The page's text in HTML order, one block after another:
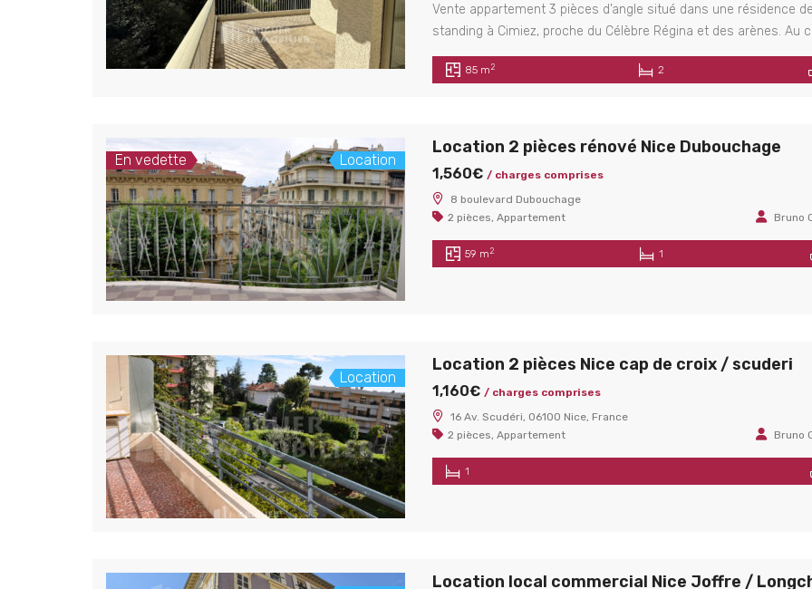
Vente appartement 3 pièces d’angle situé dans une résidence de
standing à Cimiez, proche du Célèbre Régina et des arènes. Au
tout en étant proche des grands axes, écoles primaires et
l’appartement se compose d’une entrée avec placard, d’un
85 m 2 2
En vedette Location
Location 2 pièces rénové Nice Dubouchage
1,560€ / charges comprises
8 boulevard Dubouchage
2 pièces, Appartement Bruno
59 m 2 1
Location
Location 2 pièces Nice cap de croix / scuderi
1,160€ / charges comprises
16 Av. Scudéri, 06100 Nice, France
2 pièces, Appartement Bruno
1